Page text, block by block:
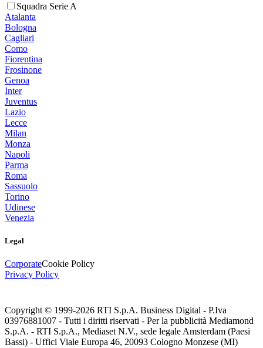
Squadra Serie A
Atalanta
Bologna
Cagliari
Como
Fiorentina
Frosinone
Genoa
Inter
Juventus
Lazio
Lecce
Milan
Monza
Napoli
Parma
Roma
Sassuolo
Torino
Udinese
Venezia
Legal
CorporateCookie Policy
Privacy Policy
Copyright © 1999-2026 RTI S.p.A. Business Digital - P.Iva
03976881007 - Tutti i diritti riservati - Per la pubblicità Mediamond
S.p.A. - RTI S.p.A., Mediaset N.V., sede legale Amsterdam (Paesi
Bassi) - Uffici Viale Europa 46, 20093 Cologno Monzese (MI)